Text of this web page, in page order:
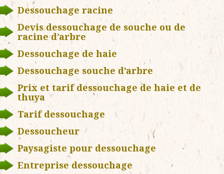
Dessouchage racine
Devis dessouchage de souche ou de
racine d’arbre
Dessouchage de haie
Dessouchage souche d’arbre
Prix et tarif dessouchage de haie et de
thuya
Tarif dessouchage
Dessoucheur
Paysagiste pour dessouchage
Entreprise dessouchage